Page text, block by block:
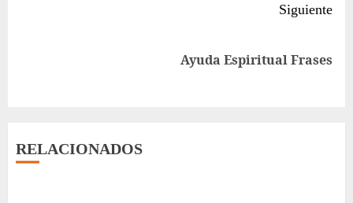
Siguiente
Ayuda Espiritual Frases
RELACIONADOS